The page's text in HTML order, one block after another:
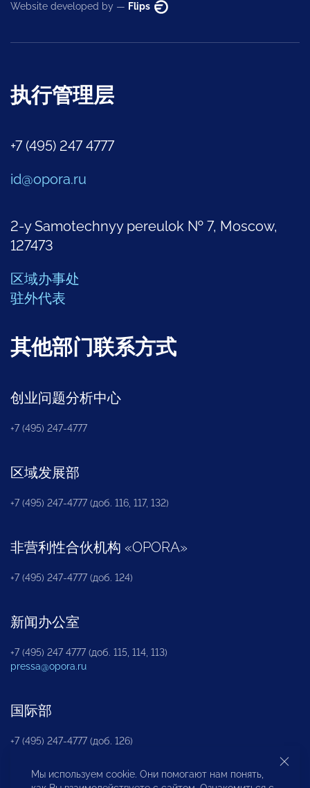
Website developed by — Flips
执行管理层
+7 (495) 247 4777
id@opora.ru
2-y Samotechnyy pereulok № 7, Moscow,
127473
区域办事处
驻外代表
其他部门联系方式
创业问题分析中心
+7 (495) 247-4777
区域发展部
+7 (495) 247-4777 (доб. 116, 117, 132)
非营利性合伙机构 «OPORA»
+7 (495) 247-4777 (доб. 124)
新闻办公室
+7 (495) 247 4777 (доб. 115, 114, 113)
pressa@opora.ru
国际部
+7 (495) 247-4777 (доб. 126)
Мы используем cookie. Они помогают нам понять,